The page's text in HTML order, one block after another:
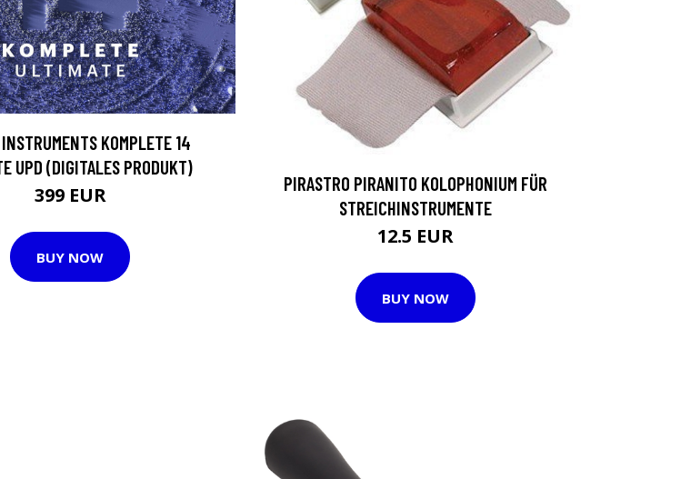
KOMPLETE 14
UPD (DIGITALES PRODUKT)
399 EUR
BUY NOW
PIRASTRO PIRANITO KOLOPHONIUM FÜR
STREICHINSTRUMENTE
12.5 EUR
BUY NOW